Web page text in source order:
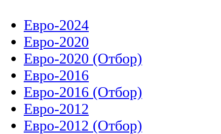
Евро-2024
Евро-2020
Евро-2020 (Отбор)
Евро-2016
Евро-2016 (Отбор)
Евро-2012
Евро-2012 (Отбор)